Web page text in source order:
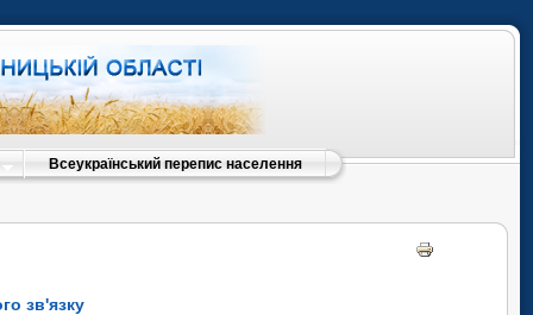
Всеукраїнський перепис населення
зв'язку